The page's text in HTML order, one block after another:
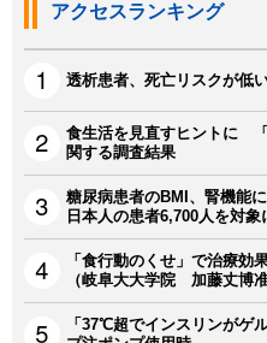
アクセスランキング
透析患者、死亡リスクが低
食生活を見直すヒントに
関する調査結果
糖尿病患者のBMI、腎機能
日本人の患者6,700人を対象
「食行動のくせ」で治療効
（岐阜大大学院 加藤丈博
「37℃超でインスリンが